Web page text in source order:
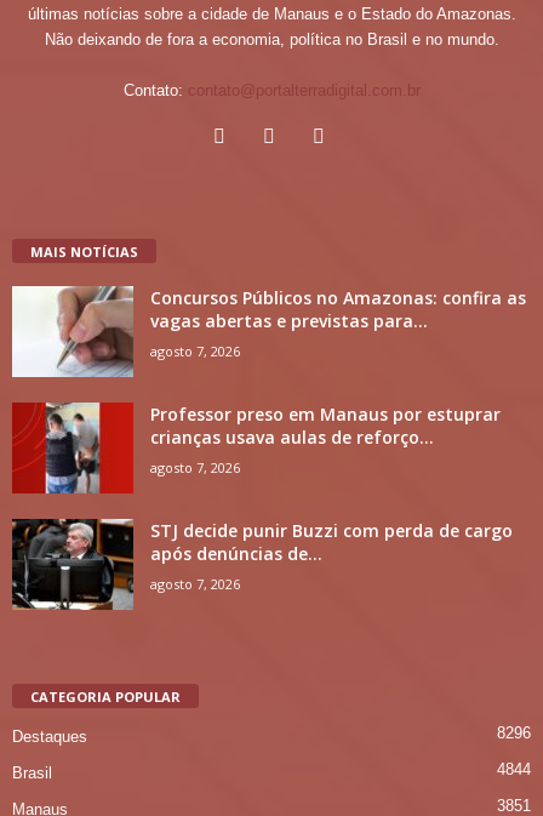
últimas notícias sobre a cidade de Manaus e o Estado do Amazonas.
Não deixando de fora a economia, política no Brasil e no mundo.
Contato: contato@portalterradigital.com.br
MAIS NOTÍCIAS
Concursos Públicos no Amazonas: confira as
vagas abertas e previstas para...
agosto 7, 2026
Professor preso em Manaus por estuprar
crianças usava aulas de reforço...
agosto 7, 2026
STJ decide punir Buzzi com perda de cargo
após denúncias de...
agosto 7, 2026
CATEGORIA POPULAR
Destaques 8296
Brasil 4844
Manaus 3851